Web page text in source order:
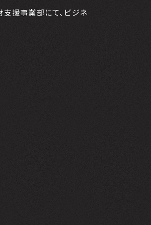
援事業部にて、ビジネ